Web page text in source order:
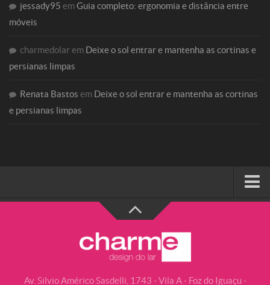
jessady95 emGuia completo: ergonomia e distância entre
móveis
charmedolarem Deixe o sol entrar e mantenha as cortinas e
persianas limpas
Renata Bastos em Deixe o sol entrar e mantenha as cortinas
e persianas limpas
Casa do Cliente
Av. Silvio Américo Sasdelli, 1743 - Vila A - Foz do Iguaçu -